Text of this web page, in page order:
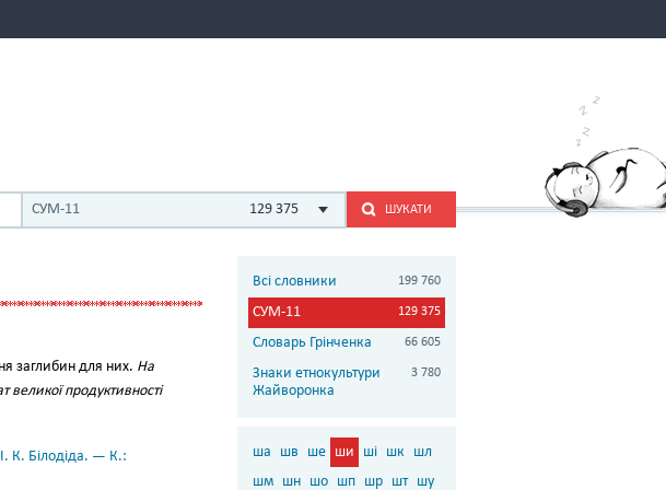
СУМ-11 129 375 ШУКАТИ
заглибин для них. На
великої продуктивності
К. Білодіда. — К.:
Всі словники 199 760
СУМ-11 129 375
Словарь Грінченка 66 605
Знаки етнокультури
Жайворонка
3 780
ша шв ше ши ші шк
шл
шм шн шо шп шр шт шу